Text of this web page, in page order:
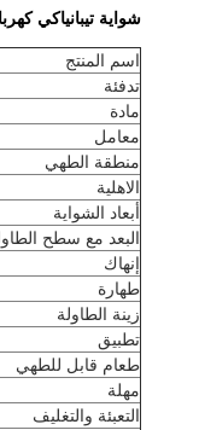
شواية تيبانياكي
اسم المنتج
تدفئة
مادة
معامل
منطقة الطهي
الاهلية
أبعاد الشواية
البعد مع سطح
إنهاك
طهارة
زينة الطاولة
تطبيق
طعام قابل للطهي
مهلة
التعبئة والتغليف